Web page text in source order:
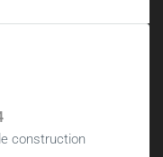
construction